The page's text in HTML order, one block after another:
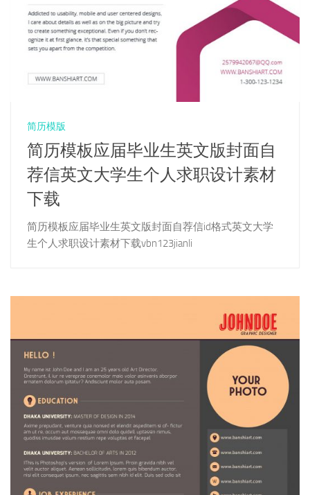
简历模版
简历模板应届毕业生英文版封面自
荐信英文大学生个人求职设计素材
下载
简历模板应届毕业生英文版封面自荐信id格式英文大学
生个人求职设计素材下载vbn123jianli